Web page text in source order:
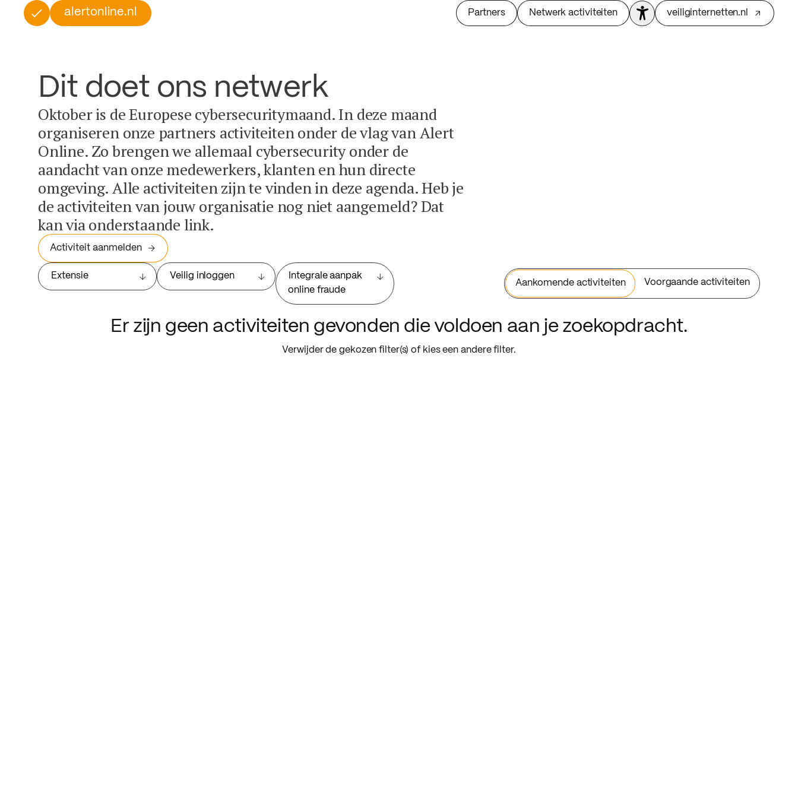
alertonline.nl Partners Netwerk activiteiten veiliginternetten.nl
Dit doet ons netwerk
Oktober is de Europese cybersecuritymaand. In deze maand
organiseren onze partners activiteiten onder de vlag van Alert
Online. Zo brengen we allemaal cybersecurity onder de
aandacht van onze medewerkers, klanten en hun directe
omgeving. Alle activiteiten zijn te vinden in deze agenda. Heb je
de activiteiten van jouw organisatie nog niet aangemeld? Dat
kan via onderstaande link.
Activiteit aanmelden
Extensie Veilig inloggen
Integrale aanpak
online fraude
Aankomende activiteiten Voorgaande activiteiten
Er zijn geen activiteiten gevonden die voldoen aan je zoekopdracht.
Verwijder de gekozen filter(s) of kies een andere filter.